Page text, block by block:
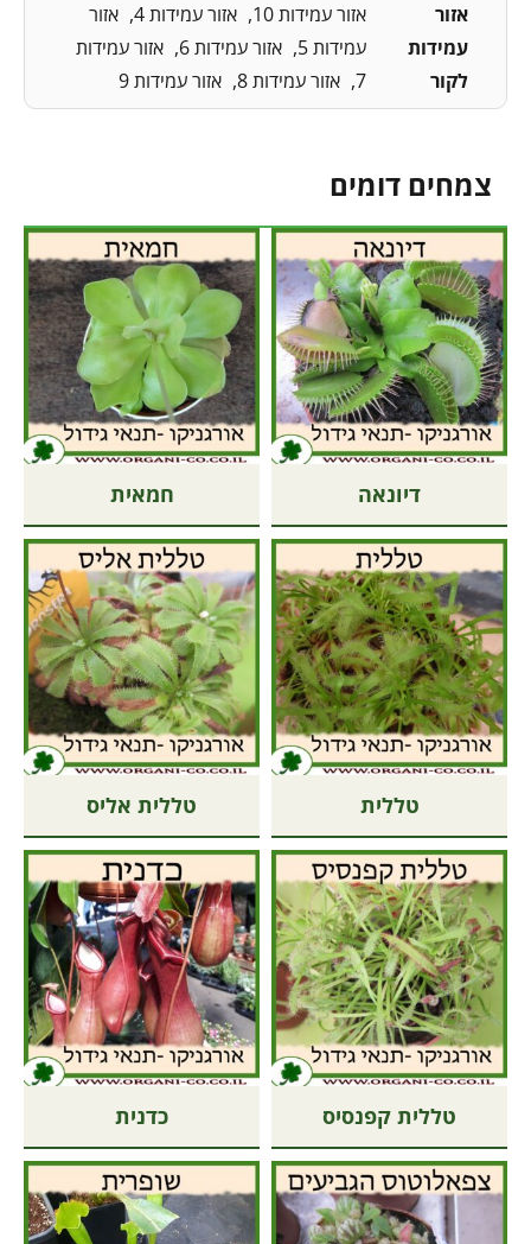
אזור
עמידות
לקור
אזור עמידות 10 אזור עמידות 4
אזור
עמידות 5
אזור עמידות 6
אזור עמידות
7 אזור עמידות 8 אזור עמידות 9
צמחים דומים
דיונאה חמאית
טללית טללית אליס
טללית קפנסיס כדנית